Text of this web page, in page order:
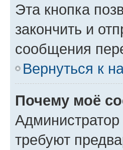
Эта кнопка
закончить и
сообщения
Вернуться к
Почему моё
требуют